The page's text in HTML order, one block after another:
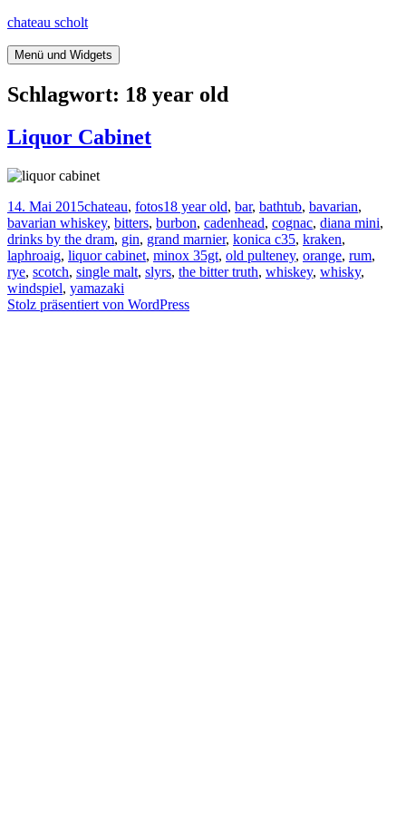
Springe
Inhalt
chateau scholt
Menü und Widgets
Schlagwort: 18 year old
Liquor Cabinet
Veröffentlicht
am
14. Mai 2015Kategorien
chateau, fotosTags
18 year old, bar, bathtub, bavarian,
bavarian whiskey, bitters, burbon, cadenhead, cognac, diana mini,
drinks by the dram, gin, grand marnier, konica c35, kraken,
laphroaig, liquor cabinet, minox 35gt, old pulteney, orange, rum,
rye, scotch, single malt, slyrs, the bitter truth, whiskey, whisky,
windspiel, yamazaki
Stolz präsentiert von WordPress